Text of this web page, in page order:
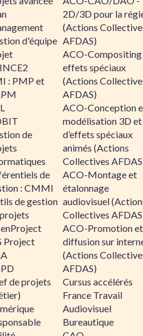
d'équipe
: PMP et
de
de
: CMMI
de gestion
Project
de projets
2D/3D pour la
(Actions
AFDAS)
ACO-
effets spéciaux
(Actions
AFDAS)
ACO-Conception
modélisation 3D et
d’effets spéciaux
animés (Actions
Collectives
ACO-Montage et
étalonnage
audiovisuel
Collectives
ACO-Promotion et
diffusion sur
(Actions
AFDAS)
Cursus accélérés
France Travail
Audiovisuel
Bureautique